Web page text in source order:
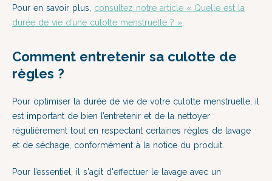
Pour en savoir plus, consultez notre article « Quelle est la
durée de vie d’une culotte menstruelle ? ».
Comment entretenir sa culotte de
règles ?
Pour optimiser la durée de vie de votre culotte menstruelle, il
est important de bien l’entretenir et de la nettoyer
régulièrement tout en respectant certaines règles de lavage
et de séchage, conformément à la notice du produit.
Pour l’essentiel, il s'agit d'effectuer le lavage avec un